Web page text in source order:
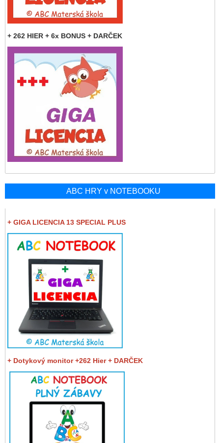
+ 262 HIER + 6x BONUS + DARČEK
ABC HRY v NOTEBOOKU
+ GIGA LICENCIA 13 SPECIAL PLUS
+ Dotykový monitor +262 Hier + DARČEK